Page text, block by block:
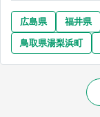
広島県 福井県
鳥取県湯梨浜町